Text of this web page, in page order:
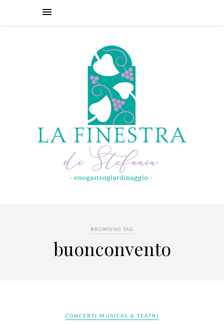
BROWSING TAG
buonconvento
CONCERTI MUSICAL & TEATRI